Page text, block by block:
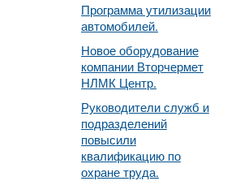
Программа утилизации
автомобилей.
Новое оборудование
компании Вторчермет
НЛМК Центр.
Руководители служб и
подразделений
повысили
квалификацию по
охране труда.